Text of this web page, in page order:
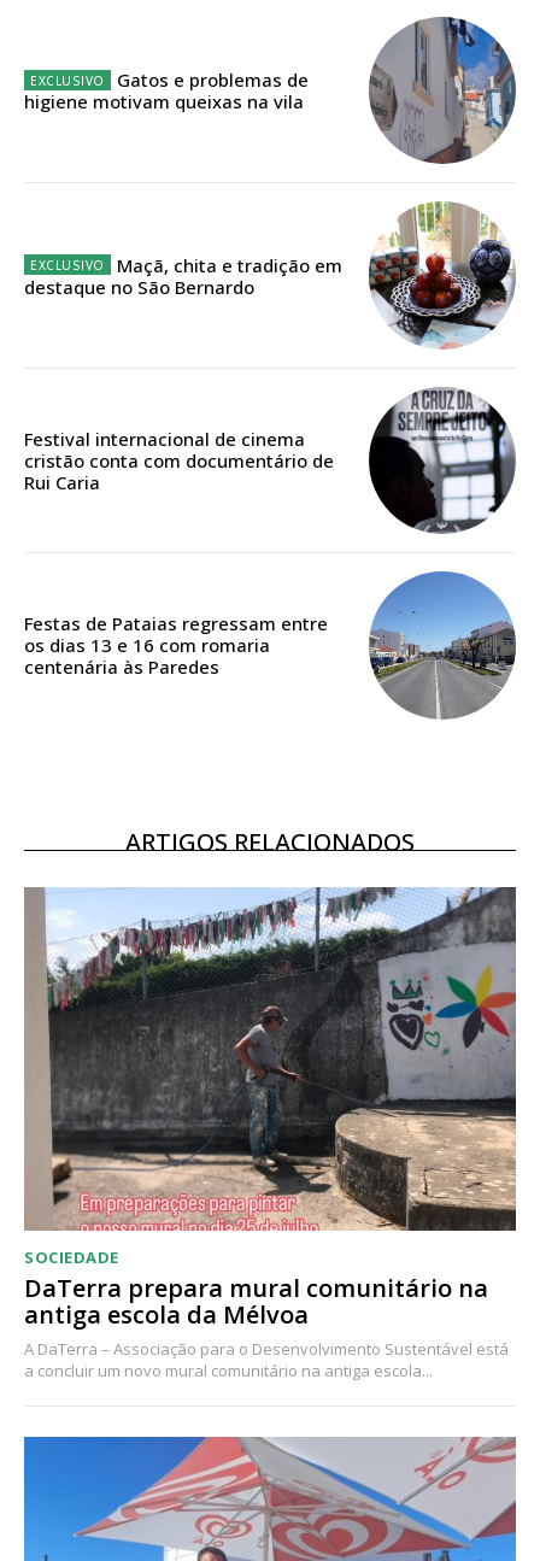
ASSINATURA
DIGITAL ANUAL
Acesso aos conteúdos Exclusivos para
Escolha o plano
Gatos e problemas de
higiene motivam queixas na vila
Maçã, chita e tradição em
destaque no São Bernardo
Festival internacional de cinema
cristão conta com documentário de
Rui Caria
Festas de Pataias regressam entre
os dias 13 e 16 com romaria
centenária às Paredes
ARTIGOS RELACIONADOS
SOCIEDADE
DaTerra prepara mural comunitário na
antiga escola da Mélvoa
A DaTerra – Associação para o Desenvolvimento Sustentável está
a concluir um novo mural comunitário na antiga escola...